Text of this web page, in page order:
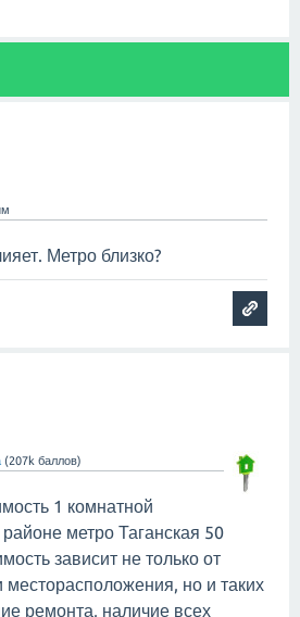
Метро близко?
(207k баллов)
1 комнатной
метро Таганская 50
зависит не только от
месторасположения, но и таких
ремонта, наличие всех